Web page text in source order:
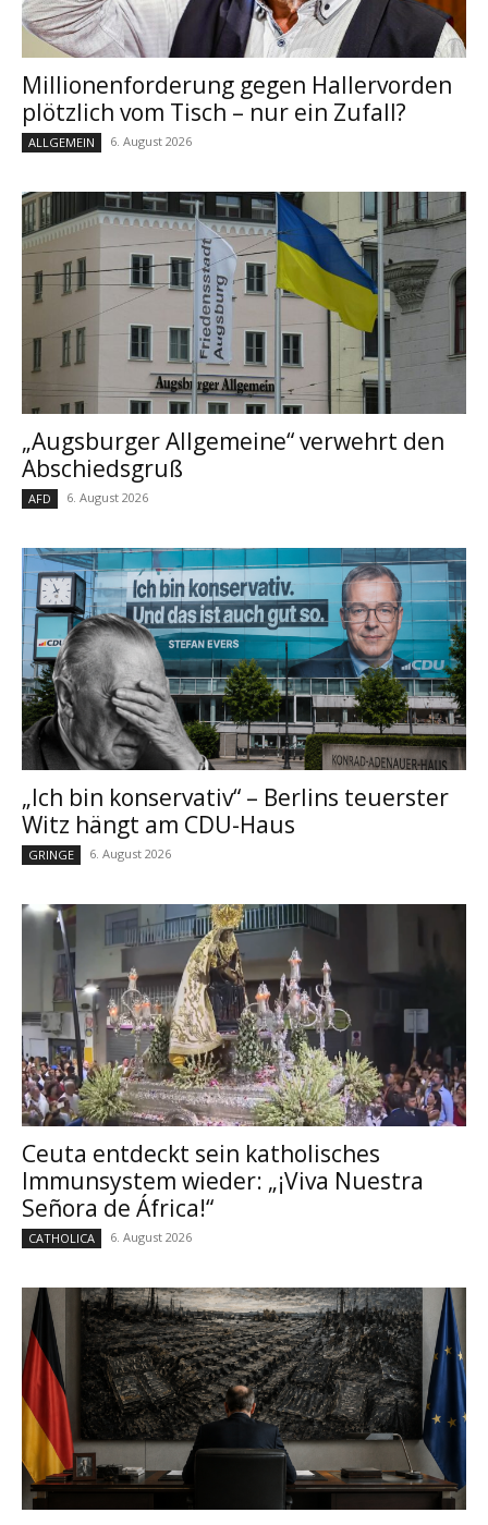
Millionenforderung gegen Hallervorden
plötzlich vom Tisch – nur ein Zufall?
ALLGEMEIN 6. August 2026
„Augsburger Allgemeine“ verwehrt den
Abschiedsgruß
AFD 6. August 2026
„Ich bin konservativ“ – Berlins teuerster
Witz hängt am CDU-Haus
GRINGE 6. August 2026
Ceuta entdeckt sein katholisches
Immunsystem wieder: „¡Viva Nuestra
Señora de África!“
CATHOLICA 6. August 2026